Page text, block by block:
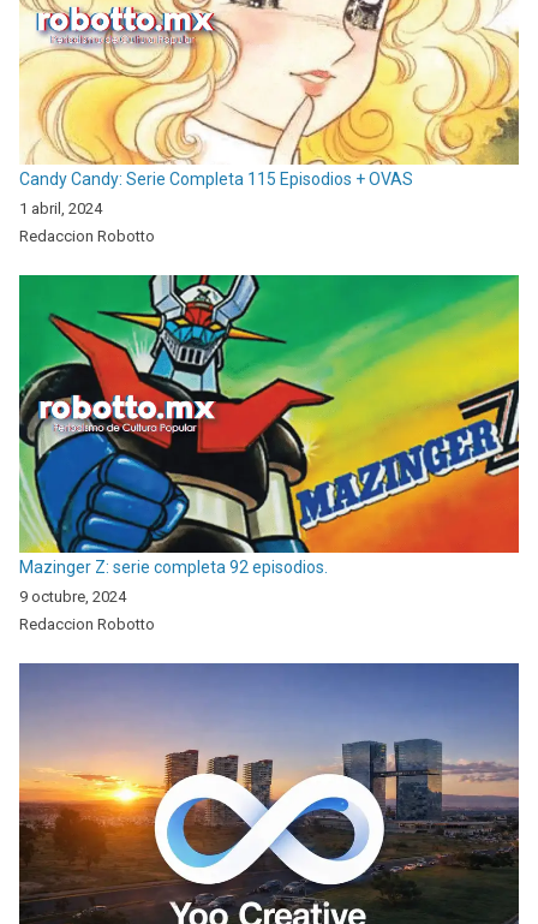
Candy Candy: Serie Completa 115 Episodios + OVAS
1 abril, 2024
Redaccion Robotto
Mazinger Z: serie completa 92 episodios.
9 octubre, 2024
Redaccion Robotto